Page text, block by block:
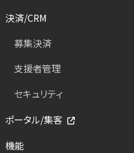
決済/CRM
募集決済
支援者管理
セキュリティ
ポータル/集客
機能